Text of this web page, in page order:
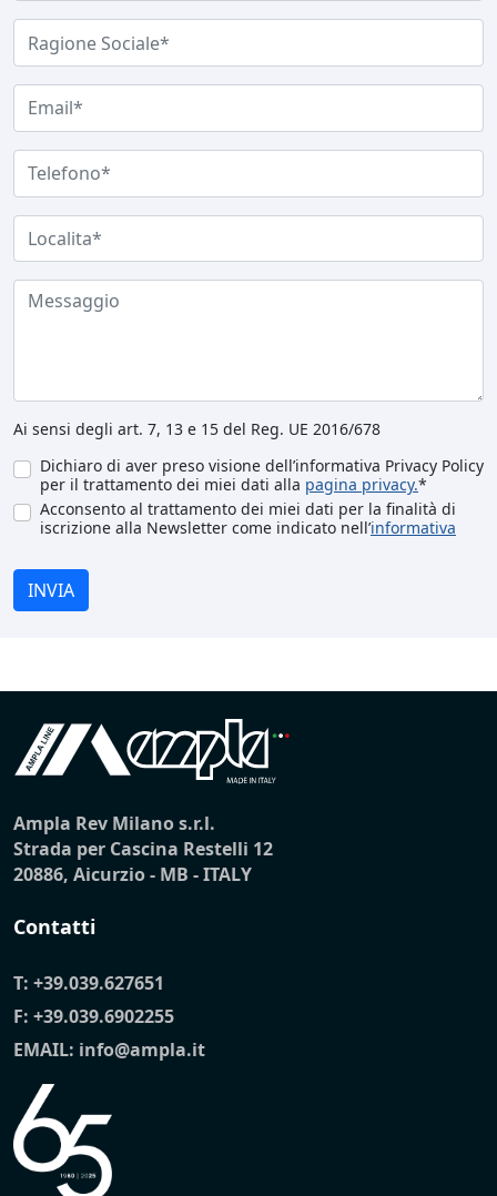
Ai sensi degli art. 7, 13 e 15 del Reg. UE 2016/678
Dichiaro di aver preso visione dell’informativa Privacy Policy
per il trattamento dei miei dati alla pagina privacy.*
Acconsento al trattamento dei miei dati per la finalità di
iscrizione alla Newsletter come indicato nell’informativa
INVIA
Ampla Rev Milano s.r.l.
Strada per Cascina Restelli 12
20886, Aicurzio - MB - ITALY
Contatti
T: +39.039.627651
F: +39.039.6902255
EMAIL: info@ampla.it